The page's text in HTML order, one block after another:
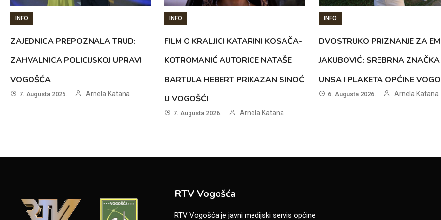
INFO
ZAJEDNICA PREPOZNALA TRUD:
ZAHVALNICA POLICIJSKOJ UPRAVI
VOGOŠĆA
7. Augusta 2026. Arnela Katana
INFO
FILM O KRALJICI KATARINI KOSAČA-
KOTROMANIĆ AUTORICE NATAŠE
BARTULA HEBERT PRIKAZAN SINOĆ
U VOGOŠĆI
7. Augusta 2026. Arnela Katana
INFO
DVOSTRUKO PRIZNANJE ZA
JAKUBOVIĆ: SREBRNA ZNAČKA
UNSA I PLAKETA OPĆINE
6. Augusta 2026. Arnela Katana
RTV Vogošća
RTV Vogošća je javni medijski servis općine